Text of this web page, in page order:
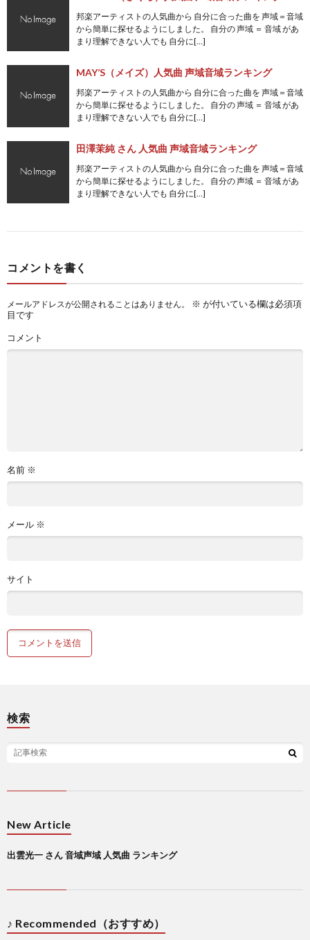
邦楽アーティストの人気曲から 自分に合った曲を 声域＝音域
から簡単に探せるようにしました。 自分の 声域 ＝ 音域 があ
まり理解できない人でも 自分に[…]
MAY’S（メイズ）人気曲 声域音域ランキング
邦楽アーティストの人気曲から 自分に合った曲を 声域＝音域
から簡単に探せるようにしました。 自分の 声域 ＝ 音域 があ
まり理解できない人でも 自分に[…]
田澤茉純 さん 人気曲 声域音域ランキング
邦楽アーティストの人気曲から 自分に合った曲を 声域＝音域
から簡単に探せるようにしました。 自分の 声域 ＝ 音域 があ
まり理解できない人でも 自分に[…]
コメントを書く
メールアドレスが公開されることはありません。 ※ が付いている欄は必須項
目です
コメント
名前 ※
メール ※
サイト
検索
New Article
出雲光一 さん 音域声域 人気曲 ランキング
♪ Recommended（おすすめ）